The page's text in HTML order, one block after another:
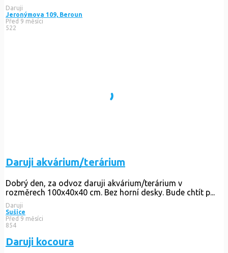
Daruji
Jeronýmova 109, Beroun
Před 9 měsíci
522
Daruji akvárium/terárium
Dobrý den, za odvoz daruji akvárium/terárium v
rozměrech 100x40x40 cm. Bez horní desky. Bude chtít p...
Daruji
Sušice
Před 9 měsíci
854
Daruji kocoura